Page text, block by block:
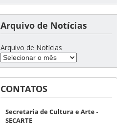
Arquivo de Notícias
Arquivo de Notícias
CONTATOS
Secretaria de Cultura e Arte -
SECARTE